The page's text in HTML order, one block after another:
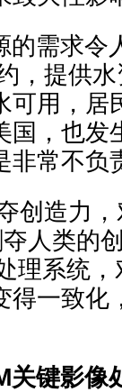
需求令
，提供
可用，居
国，也发
常不负
创造力
人类的
理系统
得一致化
键影像